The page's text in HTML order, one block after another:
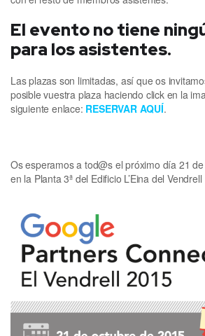
El evento no tiene
para los asistentes.
Las plazas son limitadas, así que os
posible vuestra plaza haciendo click en la
siguiente enlace: RESERVAR AQUÍ.
Os esperamos a tod@s el próximo día 21
en la Planta 3ª del Edificio L’Eina del Vendrell